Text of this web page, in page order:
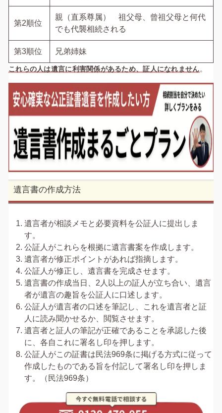
第2順位
親（直系尊属） 祖父母、曾祖父母と何代
でも代襲相続される
第3順位 兄弟姉妹
これらの人は遺言に利害関係があるため、証人になれません。
遺言書の作成方法
遺言者が相談メモと必要資料を公証人に提出しま
す。
公証人がこれらを根拠に遺言書案を作成します。
遺言者が修正ポイントがあれば指摘します。
公証人が修正し、遺言書を完成させます。
遺言書の作成当日、2人以上の証人が立ち合い、遺言
者が遺言の趣旨を公証人に口述します。
公証人が遺言者の口述を筆記し、これを遺言者と証
人に読み聞かせるか、閲覧させます。
遺言者と証人の筆記が正確であることを承認した後
に、各自これに署名し印を押します。
公証人がこの証書は民法969条に掲げる方式に従って
作成したものである旨を付記して署名し印を押しま
す。（民法969条）